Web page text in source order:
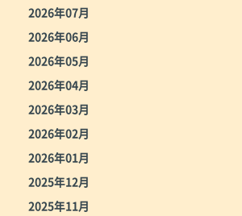
2026年07月
2026年06月
2026年05月
2026年04月
2026年03月
2026年02月
2026年01月
2025年12月
2025年11月